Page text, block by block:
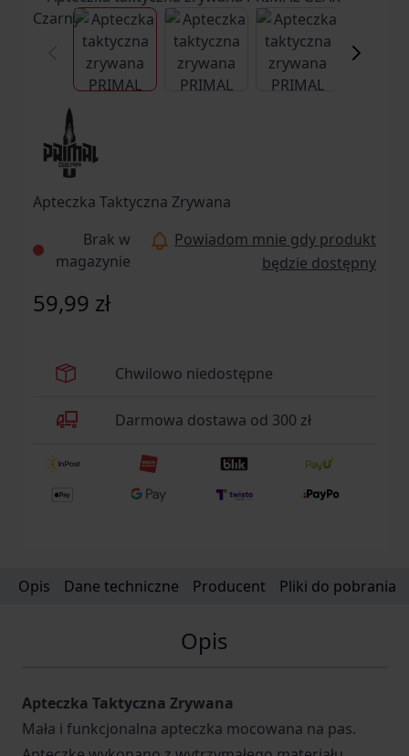
View larger imageView larger imageView larger
Apteczka Taktyczna Zrywana
Brak w
magazynie
Powiadom mnie gdy produkt
będzie dostępny
59,99 zł
Chwilowo niedostępne
Darmowa dostawa od 300 zł
Opis Dane techniczne Producent Pliki do pobrania
Opis
Apteczka Taktyczna Zrywana
Mała i funkcjonalna apteczka mocowana na pas.